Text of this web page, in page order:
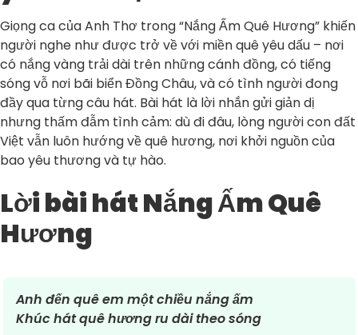
Giọng ca của Anh Thơ trong “Nắng Ấm Quê Hương” khiến
người nghe như được trở về với miền quê yêu dấu – nơi
có nắng vàng trải dài trên những cánh đồng, có tiếng
sóng vỗ nơi bãi biển Đồng Châu, và có tình người đong
đầy qua từng câu hát. Bài hát là lời nhắn gửi giản dị
nhưng thấm đẫm tình cảm: dù đi đâu, lòng người con đất
Việt vẫn luôn hướng về quê hương, nơi khởi nguồn của
bao yêu thương và tự hào.
Lời bài hát Nắng Ấm Quê
Hương
Anh đến quê em một chiều nắng ấm
Khúc hát quê hương ru dài theo sóng